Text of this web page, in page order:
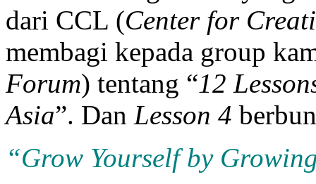
dari CCL (Center for
membagi kepada group
Forum) tentang “12
Asia”. Dan Lesson 4
“Grow Yourself by